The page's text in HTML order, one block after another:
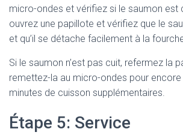
micro-ondes et vérifiez si le saumon est
ouvrez une papillote et vérifiez que le
et qu’il se détache facilement à la
Si le saumon n’est pas cuit, refermez la
remettez-la au micro-ondes pour encore
minutes de cuisson supplémentaires.
Étape 5: Service